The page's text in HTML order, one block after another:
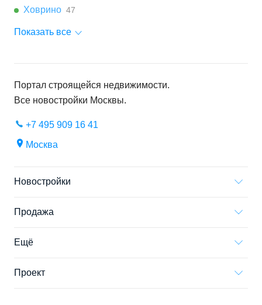
Ховрино 47
Показать все
Портал строящейся недвижимости.
Все новостройки Москвы.
+7 495 909 16 41
Москва
Новостройки
Продажа
Ещё
Проект